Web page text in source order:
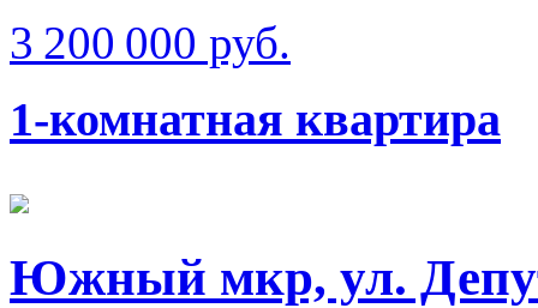
3 200 000 руб.
1-комнатная квартира
Южный мкр, ул.